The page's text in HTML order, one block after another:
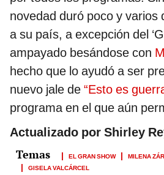
novedad duró poco y varios
a su país, a excepción del
ampayado besándose con
hecho que lo ayudó a ser
nuevo jale de “Esto es
programa en el que aún
Actualizado por Shirley
EL GRAN SHOW MILENA
GISELA VALCÁRCEL